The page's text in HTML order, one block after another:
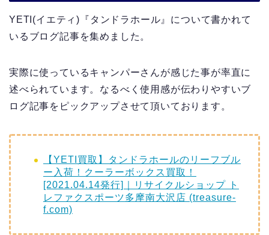
YETI(イエティ)『タンドラホール』について書かれて
いるブログ記事を集めました。
実際に使っているキャンパーさんが感じた事が率直に
述べられています。なるべく使用感が伝わりやすいブ
ログ記事をピックアップさせて頂いております。
【YETI買取】タンドラホールのリーフブル
ー入荷！クーラーボックス買取！
[2021.04.14発行]｜リサイクルショップ ト
レファクスポーツ多摩南大沢店 (treasure-
f.com)